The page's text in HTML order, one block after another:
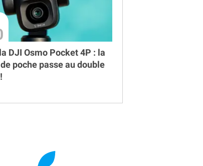
DJI Osmo Pocket 4P : la
poche passe au double